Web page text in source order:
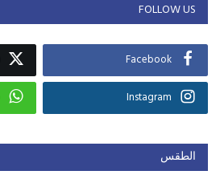
FOLLOW US
Facebook
Instagram
الطقس